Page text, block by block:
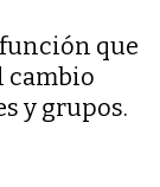
que
cambio
y grupos.